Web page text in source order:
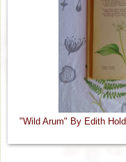
"Wild Arum" By Edith